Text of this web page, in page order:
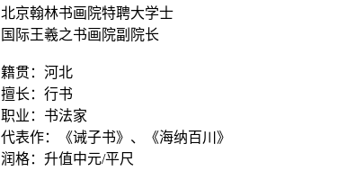
北京翰林书画院特聘大学士
国际王羲之书画院副院长
籍贯：河北
擅长：行书
职业：书法家
代表作：《诫子书》、《海纳百川》
润格：升值中元/平尺